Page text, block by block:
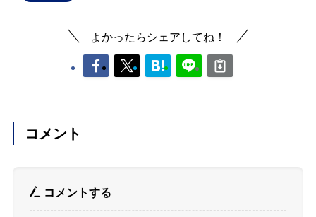
よかったらシェアしてね！
コメント
コメントする